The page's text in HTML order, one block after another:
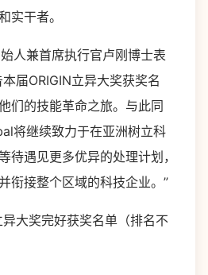
实干者。
人兼首席执行官卢刚博士表
届ORIGIN立异大奖获奖名
们的技能革命之旅。与此同
将继续致力于在亚洲树立科
待遇见更多优异的处理计划，
衔接整个区域的科技企业。”
大奖完好获奖名单（排名不